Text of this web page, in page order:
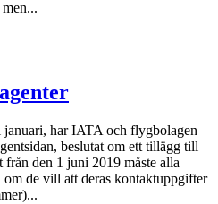
har IATA och flygbolagen
beslutat om ett tillägg till
den 1 juni 2019 måste alla
om de vill att deras kontaktuppgifter